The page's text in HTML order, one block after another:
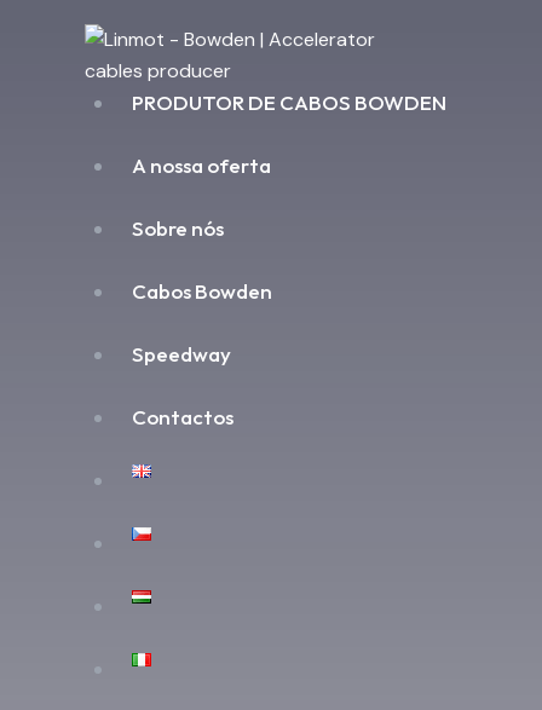
PRODUTOR DE CABOS BOWDEN
A nossa oferta
Sobre nós
Cabos Bowden
Speedway
Contactos